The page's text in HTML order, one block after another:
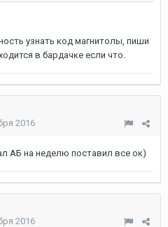
узнать код магнитолы, пиши
в бардачке если что.
2016
АБ на неделю поставил все ок)
2016